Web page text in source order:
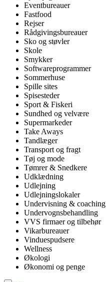
Eventbureauer
Fastfood
Rejser
Rådgivingsbureauer
Sko og støvler
Skole
Smykker
Softwareprogrammer
Sommerhuse
Spille sites
Spisesteder
Sport & Fiskeri
Sundhed og velvære
Supermarkeder
Take Aways
Tandlæger
Transport og fragt
Tøj og mode
Tømrer & Snedkere
Udklædning
Udlejning
Udlejningslokaler
Undervisning & coaching
Undervognsbehandling
VVS firmaer og tilbehør
Vikarbureauer
Vinduespudsere
Wellness
Økologi
Økonomi og penge